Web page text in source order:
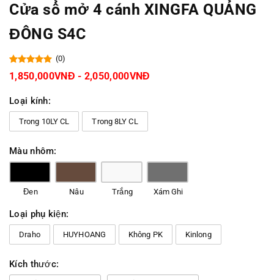
Cửa sổ mở 4 cánh XINGFA QUẢNG
ĐÔNG S4C
(0)
1,850,000VNĐ - 2,050,000VNĐ
Loại kính:
Trong 10LY CL Trong 8LY CL
Màu nhôm:
Đen Nâu Trắng Xám Ghi
Loại phụ kiện:
Draho HUYHOANG Không PK Kinlong
Kích thước: